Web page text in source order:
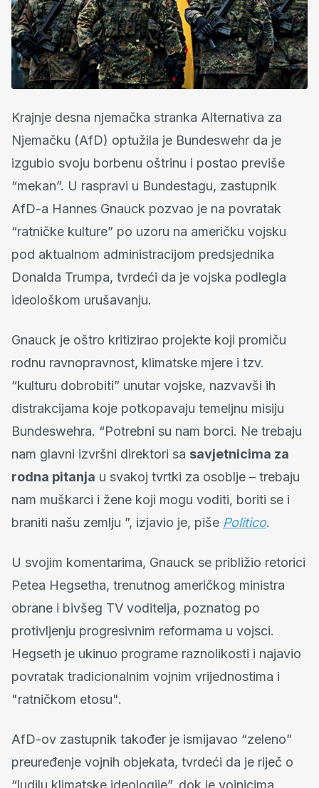
Krajnje desna njemačka stranka Alternativa za
Njemačku (AfD) optužila je Bundeswehr da je
izgubio svoju borbenu oštrinu i postao previše
“mekan”. U raspravi u Bundestagu, zastupnik
AfD-a Hannes Gnauck pozvao je na povratak
“ratničke kulture” po uzoru na američku vojsku
pod aktualnom administracijom predsjednika
Donalda Trumpa, tvrdeći da je vojska podlegla
ideološkom urušavanju.
Gnauck je oštro kritizirao projekte koji promiču
rodnu ravnopravnost, klimatske mjere i tzv.
“kulturu dobrobiti” unutar vojske, nazvavši ih
distrakcijama koje potkopavaju temeljnu misiju
Bundeswehra. “Potrebni su nam borci. Ne trebaju
nam glavni izvršni direktori sa savjetnicima za
rodna pitanja u svakoj tvrtki za osoblje – trebaju
nam muškarci i žene koji mogu voditi, boriti se i
braniti našu zemlju ”, izjavio je, piše Politico.
U svojim komentarima, Gnauck se približio retorici
Petea Hegsetha, trenutnog američkog ministra
obrane i bivšeg TV voditelja, poznatog po
protivljenju progresivnim reformama u vojsci.
Hegseth je ukinuo programe raznolikosti i najavio
povratak tradicionalnim vojnim vrijednostima i
"ratničkom etosu".
AfD-ov zastupnik također je ismijavao “zeleno”
preuređenje vojnih objekata, tvrdeći da je riječ o